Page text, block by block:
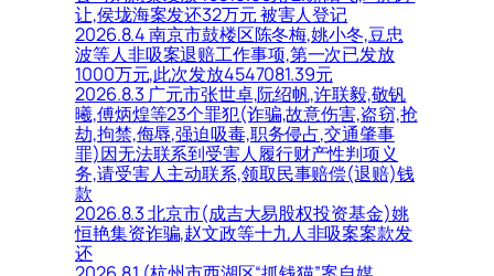
让,侯垅海案发还32万元 被害人登记
2026.8.4 南京市鼓楼区陈冬梅,姚小冬,豆忠
波等人非吸案退赔工作事项,第一次已发放
1000万元,此次发放4547081.39元
2026.8.3 广元市张世卓,阮绍帆,许联毅,敬钒
曦,傅炳煌等23个罪犯(诈骗,故意伤害,盗窃,抢
劫,拘禁,侮辱,强迫吸毒,职务侵占,交通肇事
罪)因无法联系到受害人履行财产性判项义
务,请受害人主动联系,领取民事赔偿(退赔)钱
款
2026.8.3 北京市(成吉大易股权投资基金)姚
恒艳集资诈骗,赵文政等十九人非吸案案款发
还